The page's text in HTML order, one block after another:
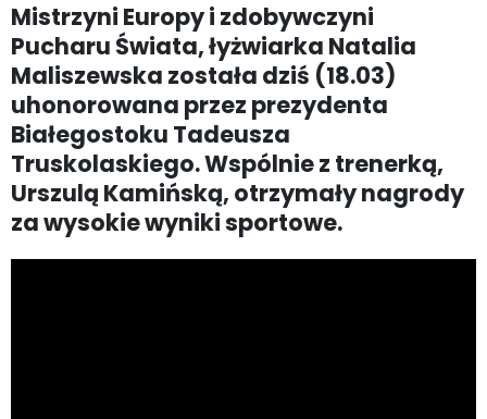
Mistrzyni Europy i zdobywczyni
Pucharu Świata, łyżwiarka Natalia
Maliszewska została dziś (18.03)
uhonorowana przez prezydenta
Białegostoku Tadeusza
Truskolaskiego. Wspólnie z trenerką,
Urszulą Kamińską, otrzymały nagrody
za wysokie wyniki sportowe.